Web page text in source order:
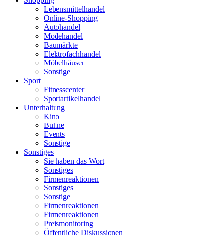
Lebensmittelhandel
Online-Shopping
Autohandel
Modehandel
Baumärkte
Elektrofachhandel
Möbelhäuser
Sonstige
Sport
Fitnesscenter
Sportartikelhandel
Unterhaltung
Kino
Bühne
Events
Sonstige
Sonstiges
Sie haben das Wort
Sonstiges
Firmenreaktionen
Sonstiges
Sonstige
Firmenreaktionen
Firmenreaktionen
Preismonitoring
Öffentliche Diskussionen